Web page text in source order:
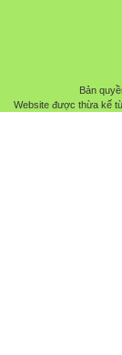
Bản
Website được thừa kế